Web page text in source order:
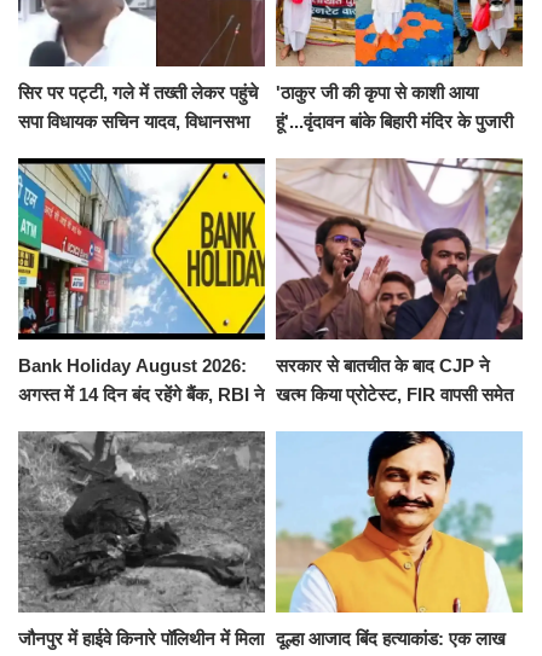
सिर पर पट्टी, गले में तख्ती लेकर पहुंचे
सपा विधायक सचिन यादव, विधानसभा
निलंबित
'ठाकुर जी की कृपा से काशी आया
हूं'...वृंदावन बांके बिहारी मंदिर के पुजारी
जलाभिषेक
Bank Holiday August 2026:
अगस्त में 14 दिन बंद रहेंगे बैंक, RBI ने
सरकार से बातचीत के बाद CJP ने
खत्म किया प्रोटेस्ट, FIR वापसी समेत
जौनपुर में हाईवे किनारे पॉलिथीन में मिला दूल्हा आजाद बिंद हत्याकांड: एक लाख